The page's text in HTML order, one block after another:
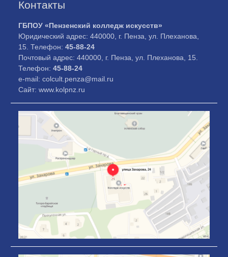
Контакты
ГБПОУ «Пензенский колледж искусств»
Юридический адрес: 440000, г. Пенза, ул. Плеханова,
15. Телефон:45-88-24
Почтовый адрес: 440000, г. Пенза, ул. Плеханова, 15.
Телефон:45-88-24
e-mail: colcult.penza@mail.ru
Сайт: www.kolpnz.ru